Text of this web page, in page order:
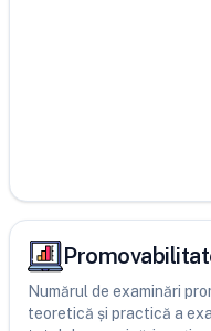
Numărul de examinări
teoretică și practică a